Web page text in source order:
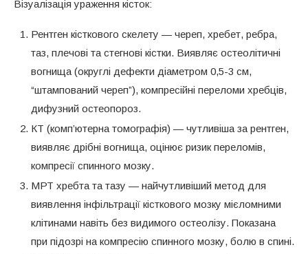
Візуалізація ураження кісток:
Рентген кісткового скелету — череп, хребет, ребра,
таз, плечові та стегнові кістки. Виявляє остеолітичні
вогнища (округлі дефекти діаметром 0,5-3 см,
“штампований череп”), компресійні переломи хребців,
дифузний остеопороз.
КТ (комп’ютерна томографія) — чутливіша за рентген,
виявляє дрібні вогнища, оцінює ризик переломів,
компресії спинного мозку.
МРТ хребта та тазу — найчутливіший метод для
виявлення інфільтрації кісткового мозку мієломними
клітинами навіть без видимого остеолізу. Показана
при підозрі на компресію спинного мозку, болю в спині.